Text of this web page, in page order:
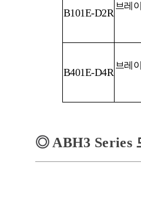
B101E-D2R
브레
B401E-D4R
브레
◎ ABH3 Series